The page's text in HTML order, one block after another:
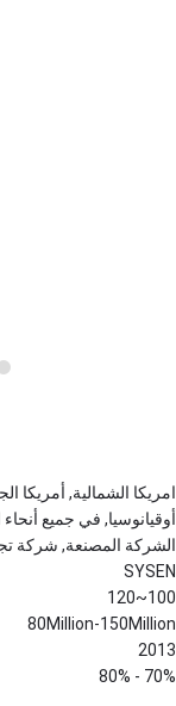
امريكا الشمالية, أمريكا
أوقيانوسيا, في جميع أنحاء
الشركة المصنعة, شركة
SYSEN
100~120
80Million-150Million
2013
70% - 80%